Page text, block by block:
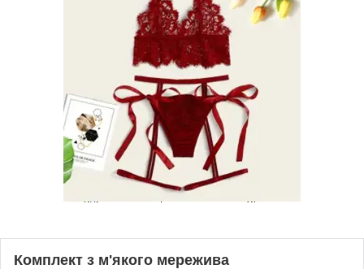
Комплект з м'якого мережива